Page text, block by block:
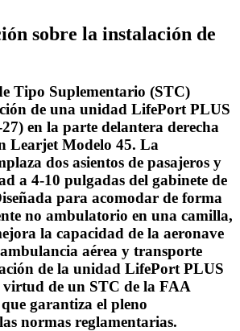
sobre la instalación de
Tipo Suplementario (STC)
de una unidad LifePort PLUS
en la parte delantera derecha
Learjet Modelo 45. La
dos asientos de pasajeros y
a 4-10 pulgadas del gabinete de
para acomodar de forma
no ambulatorio en una camilla,
la capacidad de la aeronave
aérea y transporte
de la unidad LifePort PLUS
virtud de un STC de la FAA
garantiza el pleno
normas reglamentarias.